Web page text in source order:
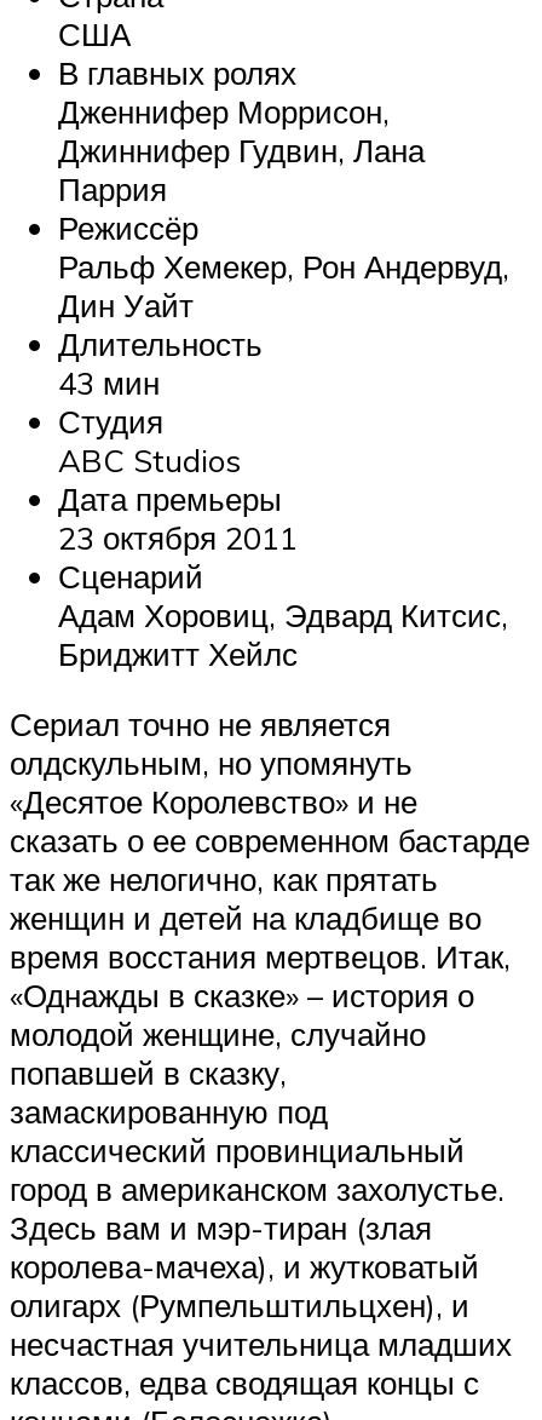
США
В главных ролях
Дженнифер Моррисон,
Джиннифер Гудвин, Лана
Паррия
Режиссёр
Ральф Хемекер, Рон Андервуд,
Дин Уайт
Длительность
43 мин
Студия
ABC Studios
Дата премьеры
23 октября 2011
Сценарий
Адам Хоровиц, Эдвард Китсис,
Бриджитт Хейлс
Сериал точно не является
олдскульным, но упомянуть
«Десятое Королевство» и не
сказать о ее современном бастарде
так же нелогично, как прятать
женщин и детей на кладбище во
время восстания мертвецов. Итак,
«Однажды в сказке» – история о
молодой женщине, случайно
попавшей в сказку,
замаскированную под
классический провинциальный
город в американском захолустье.
Здесь вам и мэр-тиран (злая
королева-мачеха), и жутковатый
олигарх (Румпельштильцхен), и
несчастная учительница младших
классов, едва сводящая концы с